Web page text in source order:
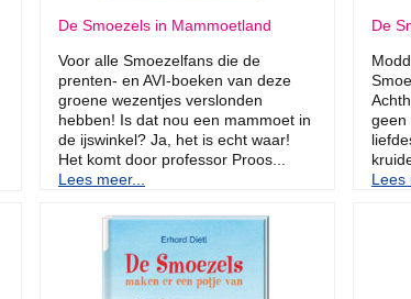
De Smoezels in Mammoetland
Voor alle Smoezelfans die de
prenten- en AVI-boeken van deze
groene wezentjes verslonden
hebben! Is dat nou een mammoet in
de ijswinkel? Ja, het is echt waar!
Het komt door professor Proos...
Lees meer...
De
geen
Lees